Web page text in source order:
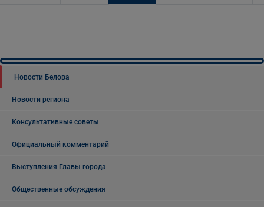
Новости Белова
Новости региона
Консультативные советы
Официальный комментарий
Выступления Главы города
Общественные обсуждения